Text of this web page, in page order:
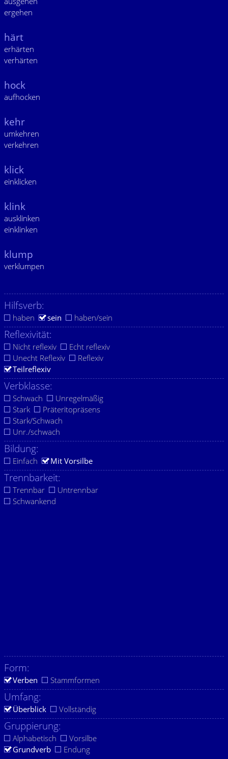
ergehen
härt
erhärten
verhärten
hock
aufhocken
kehr
umkehren
verkehren
klick
einklicken
klink
ausklinken
einklinken
klump
verklumpen
Hilfsverb:
haben sein haben/sein
Reflexivität:
Nicht reflexiv
Echt reflexiv
Unecht Reflexiv
Reflexiv
Teilreflexiv
Verbklasse:
Schwach
Unregelmäßig
Stark
Präteritopräsens
Stark/Schwach
Unr./schwach
Bildung:
Einfach Mit Vorsilbe
Trennbarkeit:
Trennbar
Untrennbar
Schwankend
Form:
Verben Stammformen
Umfang:
Überblick Vollständig
Gruppierung:
Alphabetisch
Vorsilbe
Grundverb
Endung